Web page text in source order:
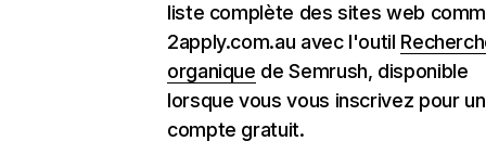
liste complète des sites web
2apply.com.au avec l'outil
organique de Semrush, disponible
lorsque vous vous inscrivez pour un
compte gratuit.